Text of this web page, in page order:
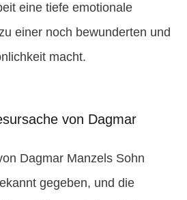
eine tiefe emotionale
einer noch bewunderten und
macht.
von Dagmar
Dagmar Manzels Sohn
gegeben, und die